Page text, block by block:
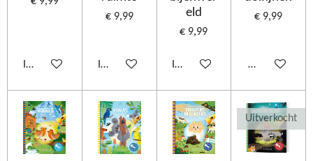
In winkelwagen
€ 9,99
In winkelwagen
eld
€ 9,99
In winkelwagen
€ 9,99
Houd mij op
Uitverkocht